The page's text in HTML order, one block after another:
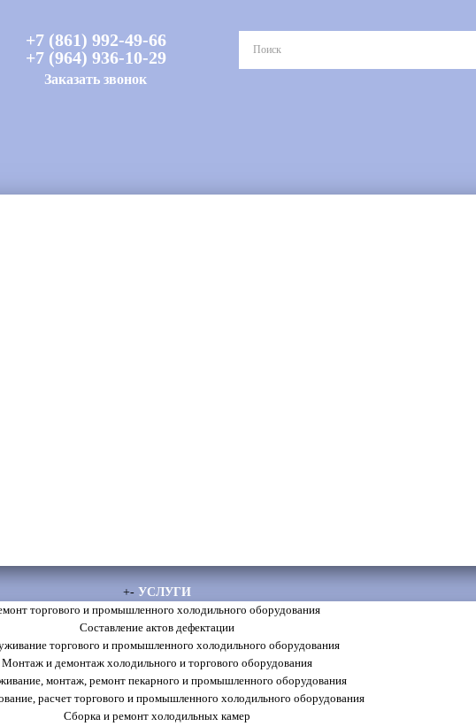
+7 (861) 992-49-66
+7 (964) 936-10-29
Заказать звонок
+- УСЛУГИ
торгового и промышленного холодильного оборудования
Составление актов дефектации
торгового и промышленного холодильного оборудования
Монтаж и демонтаж холодильного и торгового оборудования
монтаж, ремонт пекарного и промышленного оборудования
расчет торгового и промышленного холодильного оборудования
Сборка и ремонт холодильных камер